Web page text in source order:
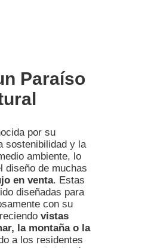
Paraíso
por su
sostenibilidad y la
ambiente, lo
diseño de muchas
en venta. Estas
diseñadas para
con su
vistas
la montaña o la
a los residentes